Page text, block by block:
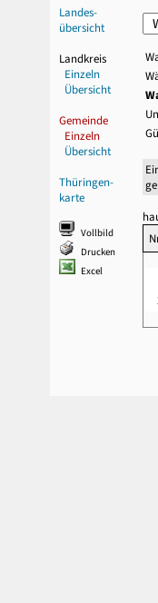
Landes-
übersicht
Landkreis
Einzeln
Übersicht
Gemeinde
Einzeln
Übersicht
Thüringen-
karte
Vollbild
Drucken
Excel